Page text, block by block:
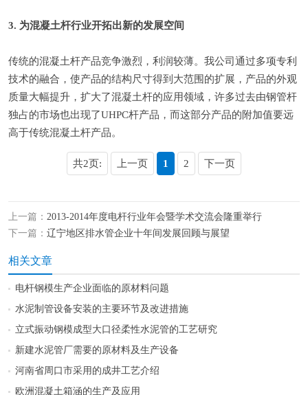
3. 为混凝土杆行业开拓出新的发展空间
传统的混凝土杆产品竞争激烈，利润较薄。我公司通过多项专利
技术的融合，使产品的结构尺寸得到大范围的扩展，产品的外观
质量大幅提升，扩大了混凝土杆的应用领域，许多过去由钢管杆
独占的市场也出现了UHPC杆产品，而这部分产品的附加值要远
高于传统混凝土杆产品。
共2页: 上一页 1 2 下一页
上一篇： 2013-2014年度电杆行业年会暨学术交流会隆重举行
下一篇： 辽宁地区排水管企业十年间发展回顾与展望
相关文章
电杆钢模生产企业面临的原材料问题
水泥制管设备安装的主要环节及改进措施
立式振动钢模成型大口径柔性水泥管的工艺研究
新建水泥管厂需要的原材料及生产设备
河南省周口市采用的成井工艺介绍
欧洲混凝土箱涵的生产及应用